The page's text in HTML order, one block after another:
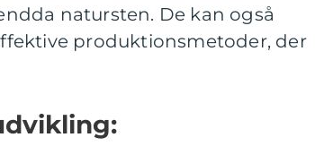
natursten. De kan også
produktionsmetoder, der